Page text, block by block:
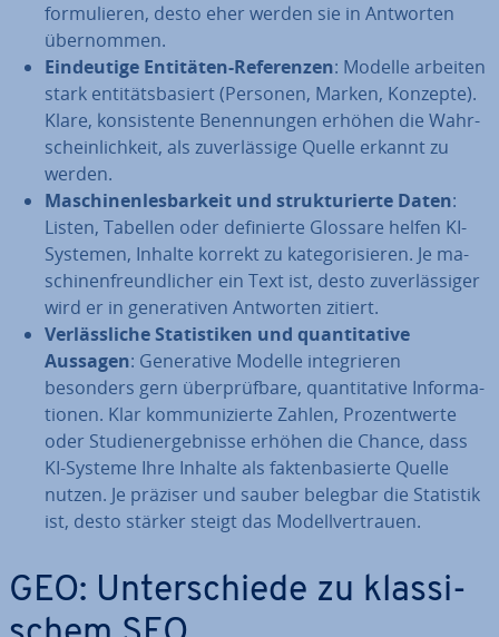
for­mu­lie­ren, desto eher werden sie in Antworten
über­nom­men.
Ein­deu­ti­ge Entitäten-Re­fe­ren­zen: Modelle arbeiten
stark en­ti­täts­ba­siert (Personen, Marken, Konzepte).
Klare, kon­sis­ten­te Be­nen­nun­gen erhöhen die Wahr­
schein­lich­keit, als zu­ver­läs­si­ge Quelle erkannt zu
werden.
Ma­schi­nen­les­bar­keit und struk­tu­rier­te Daten:
Listen, Tabellen oder de­fi­nier­te Glossare helfen KI-
Systemen, Inhalte korrekt zu ka­te­go­ri­sie­ren. Je ma­
schi­nen­freund­li­cher ein Text ist, desto zu­ver­läs­si­ger
wird er in ge­ne­ra­ti­ven Antworten zitiert.
Ver­läss­li­che Sta­tis­ti­ken und quan­ti­ta­ti­ve
Aussagen: Ge­ne­ra­ti­ve Modelle in­te­grie­ren
besonders gern über­prüf­ba­re, quan­ti­ta­ti­ve In­for­ma­
tio­nen. Klar kom­mu­ni­zier­te Zahlen, Pro­zent­wer­te
oder Stu­di­en­ergeb­nis­se erhöhen die Chance, dass
KI-Systeme Ihre Inhalte als fak­ten­ba­sier­te Quelle
nutzen. Je präziser und sauber belegbar die Statistik
ist, desto stärker steigt das Mo­dell­ver­trau­en.
GEO: Un­ter­schie­de zu klas­si­